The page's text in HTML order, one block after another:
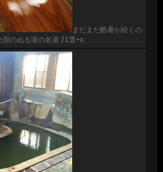
まだまだ酷暑が続くの
国のぬる湯の名湯 21選+α